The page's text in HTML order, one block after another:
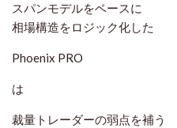
スパンモデルをベースに
相場構造をロジック化した
Phoenix PRO
は
裁量トレーダーの弱点を補う